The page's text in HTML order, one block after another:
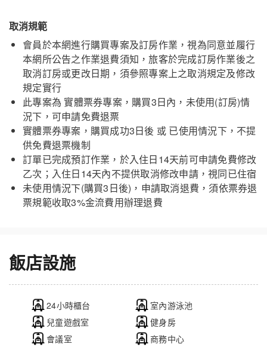
取消規範
會員於本網進行購買專案及訂房作業，視為同意並履行
本網所公告之作業退費須知，旅客於完成訂房作業後之
取消訂房或更改日期，須參照專案上之取消規定及修改
規定實行
此專案為 實體票券專案，購買3日內，未使用(訂房)情
況下，可申請免費退票
實體票券專案，購買成功3日後 或 已使用情況下，不提
供免費退票機制
訂單已完成預訂作業，於入住日14天前可申請免費修改
乙次；入住日14天內不提供取消修改申請，視同已住宿
未使用情況下(購買3日後)，申請取消退費，須依票券退
票規範收取3%金流費用辦理退費
飯店設施
24小時櫃台
室內游泳池
兒童遊戲室
健身房
會議室
商務中心
嘉義福容voco酒店 關閉